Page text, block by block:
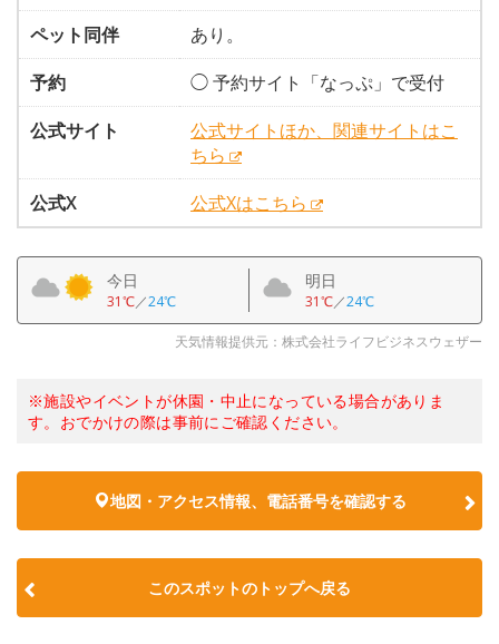
ペット同伴
あり。
予約
◯ 予約サイト「なっぷ」で受付
公式サイト
公式サイトほか、関連サイトはこ
ちら
公式X
公式Xはこちら
今日
31℃／24℃
明日
31℃／24℃
天気情報提供元：株式会社ライフビジネスウェザー
※施設やイベントが休園・中止になっている場合がありま
す。おでかけの際は事前にご確認ください。
地図・アクセス情報、電話番号を確認する
このスポットのトップへ戻る